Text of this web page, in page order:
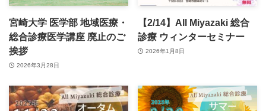
宮崎大学 医学部 地域医療・
総合診療医学講座 廃止のご
挨拶
2026年3月28日
【2/14】All Miyazaki 総合
診療 ウィンターセミナー
2026年1月8日